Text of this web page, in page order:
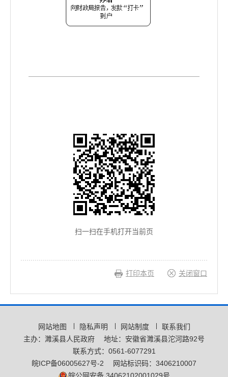
扫一扫在手机打开当前页
打印本页 关闭窗口
网站地图 隐私声明 网站制度
联系我们
主办：濉溪县人民政府
地址：安徽省濉溪县沱河路92号
联系方式：0561-6077291
皖ICP备06005627号-2
网站标识码：3406210007